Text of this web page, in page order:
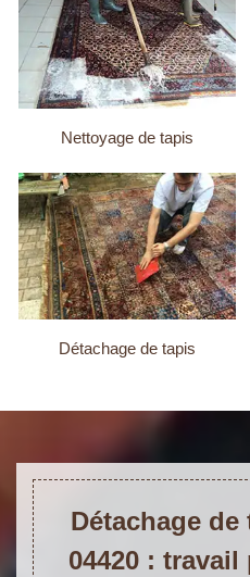
Nettoyage de tapis
Détachage de tapis
Détachage
04420 :